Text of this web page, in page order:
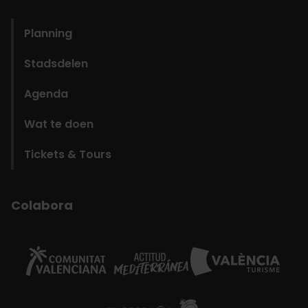
Planning
Stadsdelen
Agenda
Wat te doen
Tickets & Tours
Colabora